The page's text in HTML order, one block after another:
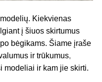
Kiekvienas
į šiuos skirtumus
bėgikams. Šiame įraše
ir trūkumus,
modeliai ir kam jie skirti.